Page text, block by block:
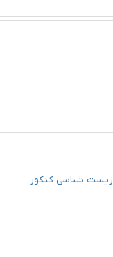
زیست شناسی کنکور